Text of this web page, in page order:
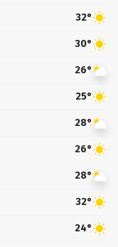
32°
30°
26°
25°
28°
26°
28°
32°
24°